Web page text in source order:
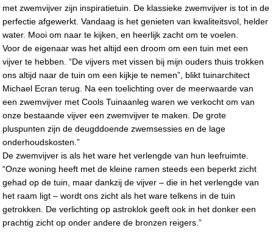
met zwemvijver zijn inspiratietuin. De klassieke zwemvijver is tot in de
perfectie afgewerkt. Vandaag is het genieten van kwaliteitsvol, helder
water. Mooi om naar te kijken, en heerlijk zacht om te voelen.
Voor de eigenaar was het altijd een droom om een tuin met een
vijver te hebben. “De vijvers met vissen bij mijn ouders thuis trokken
ons altijd naar de tuin om een kijkje te nemen”, blikt tuinarchitect
Michael Ecran terug. Na een toelichting over de meerwaarde van
een zwemvijver met Cools Tuinaanleg waren we verkocht om van
onze bestaande vijver een zwemvijver te maken. De grote
pluspunten zijn de deugddoende zwemsessies en de lage
onderhoudskosten.”
De zwemvijver is als het ware het verlengde van hun leefruimte.
“Onze woning heeft met de kleine ramen steeds een beperkt zicht
gehad op de tuin, maar dankzij de vijver – die in het verlengde van
het raam ligt – wordt ons zicht als het ware telkens in de tuin
getrokken. De verlichting op astroklok geeft ook in het donker een
prachtig zicht op onder andere de bronzen reigers.”